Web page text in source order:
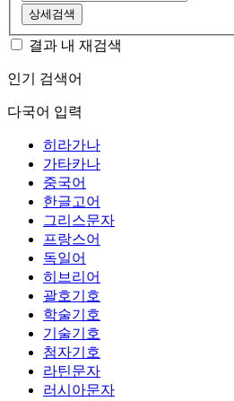
상세검색
결과 내 재검색
인기 검색어
다국어 입력
히라가나
가타카나
중국어
한글고어
그리스문자
프랑스어
독일어
히브리어
괄호기호
학술기호
기술기호
첨자기호
라틴문자
러시아문자